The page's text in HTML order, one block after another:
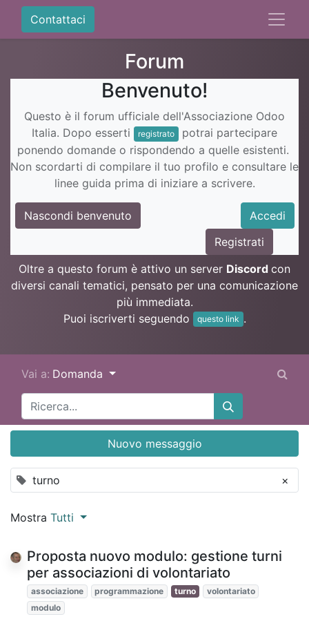
Contattaci
Forum
Benvenuto!
Questo è il forum ufficiale dell'Associazione Odoo
Italia. Dopo esserti
registrato
potrai partecipare
ponendo domande o rispondendo a quelle esistenti.
Non scordarti di compilare il tuo profilo e consultare le
linee guida prima di iniziare a scrivere.
Nascondi benvenuto
Accedi
Registrati
Oltre a questo forum è attivo un server Discord con
diversi canali tematici, pensato per una comunicazione
più immediata.
Puoi iscriverti seguendo
questo link .
Vai a: Domanda
turno ×
Nuovo messaggio
Mostra Tutti
Proposta nuovo modulo: gestione turni
per associazioni di volontariato
associazione programmazione turno
volontariato
modulo